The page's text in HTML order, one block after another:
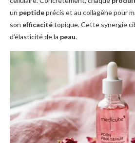
un peptideprécis et au collagène pour
son efficacitétopique. Cette synergie
d’élasticité de la peau.